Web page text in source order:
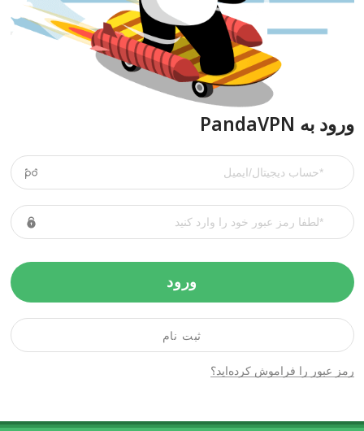
ورود به PandaVPN
ورود
رمز عبور را فراموش کرده‌اید؟
ثبت نام